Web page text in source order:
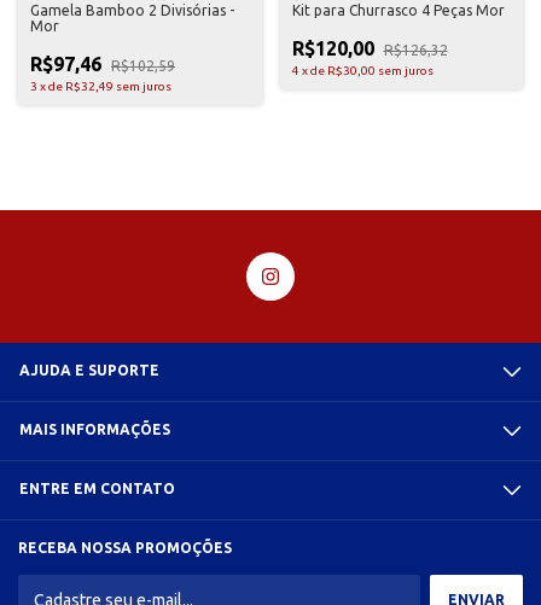
Gamela Bamboo 2 Divisórias -
Mor
R$97,46 R$102,59
3 xde R$32,49 sem juros
Kit para Churrasco 4 Peças Mor
R$120,00 R$126,32
4 xde R$30,00 sem juros
AJUDA E SUPORTE
MAIS INFORMAÇÕES
ENTRE EM CONTATO
RECEBA NOSSA PROMOÇÕES